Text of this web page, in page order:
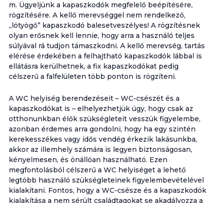
m. Ügyeljünk a kapaszkodók megfelelő beépítésére,
rögzítésére. A kellő merevséggel nem rendelkező,
„lötyögő” kapaszkodó balesetveszélyes! A rögzítésnek
olyan erősnek kell lennie, hogy arra a használó teljes
súlyával rá tudjon támaszkodni. A kellő merevség, tartás
elérése érdekében a felhajtható kapaszkodók lábbal is
ellátásra kerülhetnek, a fix kapaszkodókat pedig
célszerű a falfelületen több ponton is rögzíteni.
A WC helyiség berendezéseit – WC-csészét és a
kapaszkodókat is – elhelyezhetjük úgy, hogy csak az
otthonunkban élők szükségleteit vesszük figyelembe,
azonban érdemes arra gondolni, hogy ha egy szintén
kerekesszékes vagy idős vendég érkezik lakásunkba,
akkor az illemhely számára is legyen biztonságosan,
kényelmesen, és önállóan használható. Ezen
megfontolásból célszerű a WC helyiséget a lehető
legtöbb használó szükségleteinek figyelembevételével
kialakítani. Fontos, hogy a WC-csésze és a kapaszkodók
kialakítása a nem sérült családtagokat se akadályozza a